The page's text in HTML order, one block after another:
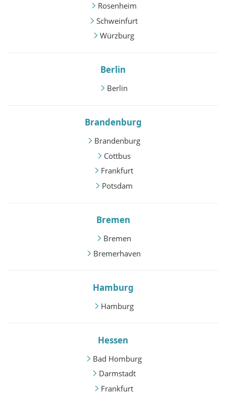
Rosenheim
Schweinfurt
Würzburg
Berlin
Berlin
Brandenburg
Brandenburg
Cottbus
Frankfurt
Potsdam
Bremen
Bremen
Bremerhaven
Hamburg
Hamburg
Hessen
Bad Homburg
Darmstadt
Frankfurt